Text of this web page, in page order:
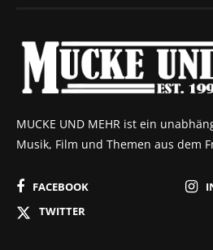
MUCKE UND MEHR ist ein
Musik, Film und Themen aus dem
FACEBOOK
TWITTER